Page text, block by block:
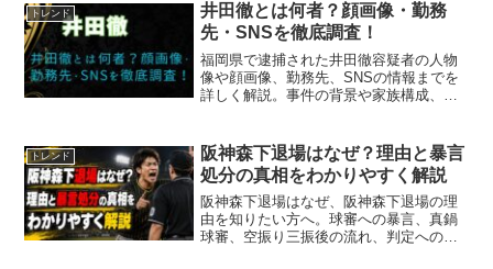
方へ、確認できる事実と情報提供先、憶
測に注意すべき点を解説します。
トレンド
井田徹とは何者？顔画像・勤務
先・SNSを徹底調査！
福岡県で逮捕された井田徹容疑者の人物
像や顔画像、勤務先、SNSの情報までを
詳しく解説。事件の背景や家族構成、今
トレンド
阪神森下退場はなぜ？理由と暴言
処分の真相をわかりやすく解説
阪神森下退場はなぜ、阪神森下退場の理
由を知りたい方へ。球審への暴言、真鍋
球審、空振り三振後の流れ、判定への不